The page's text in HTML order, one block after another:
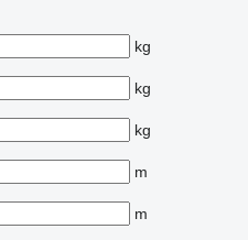
kg
kg
kg
m
m